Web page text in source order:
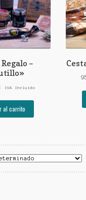
–
IVA Incluido
al carrito